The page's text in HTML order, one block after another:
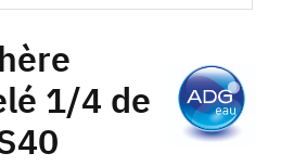
1/4 de